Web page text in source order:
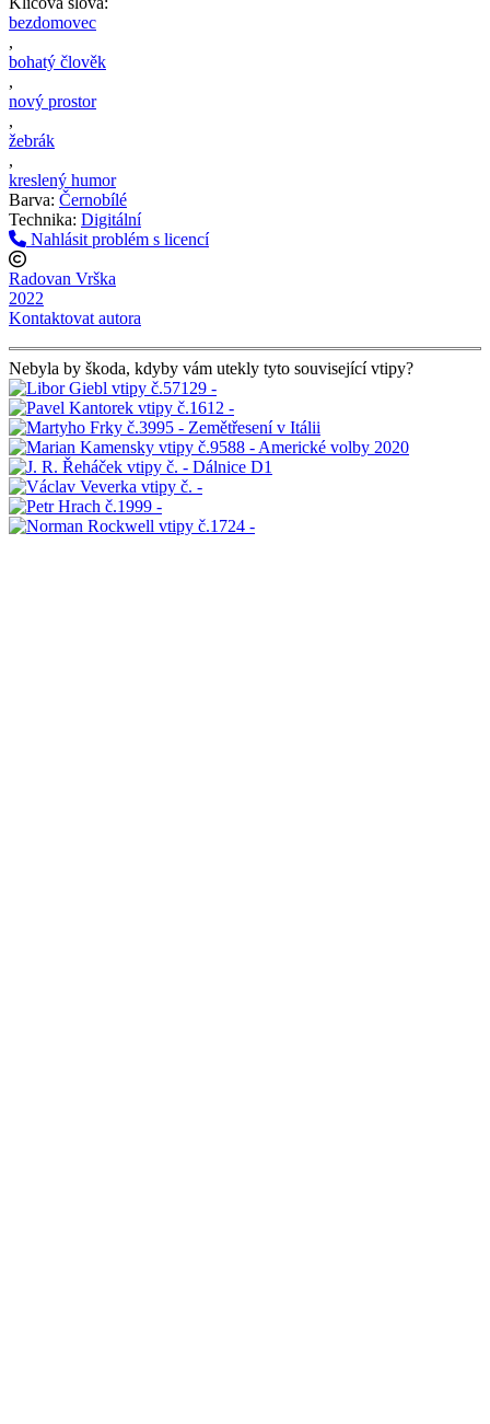
bezdomovec
,
bohatý člověk
,
nový prostor
,
žebrák
,
kreslený humor
Barva: Černobílé
Technika: Digitální
Nahlásit problém s licencí
Radovan Vrška
2022
Kontaktovat autora
Nebyla by škoda, kdyby vám utekly tyto související vtipy?